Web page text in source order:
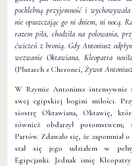
pochlebną przyjemność i
nie opuszczając go ni dniem, ni nocą.
razem piła, chodziła na polowania,
ćwiczeń z bronią. Gdy Antoniusz
wezwanie Oktawiana, Kleopatra
(Plutarch z Cheronei, Żywot
W Rzymie Antoniusz intensywnie
swej egipskiej bogini miłości.
siostrę Oktawiana, Oktawię,
również obdarzył potomstwem;
Partów. Zdawało się, że zapomniał
stał się jego udziałem w
Egipcjanki. Jednak imię